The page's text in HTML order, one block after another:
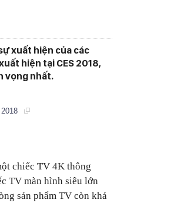
xuất hiện của các
hiện tại CES 2018,
vọng nhất.
chiếc TV 4K thông
TV màn hình siêu lớn
sản phẩm TV còn khá